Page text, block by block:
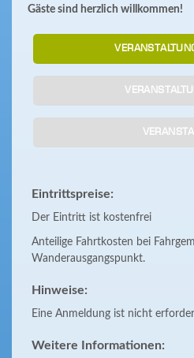
Gäste sind herzlich willkommen!
Eintrittspreise:
Der Eintritt ist kostenfrei
Anteilige Fahrtkosten bei
Wanderausgangspunkt.
Hinweise:
Eine Anmeldung ist nicht
Weitere Informationen: